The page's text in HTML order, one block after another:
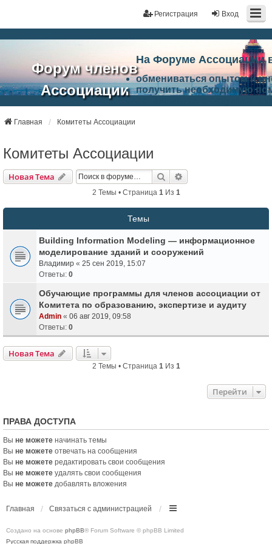
Вход
Регистрация
Форум членов
Ассоциации
портал"
На Форуме Ассоциации
обмениваться опытом и
получить необходимую
работа Форума
Ассоциации.
Главная Комитеты Ассоциации
Комитеты Ассоциации
Новая Тема Поиск
2 Темы • Страница 1 Из 1
Темы
Building Information Modeling — информационное
моделирование зданий и сооружений
Владимир « 25 сен 2019, 15:07
Ответы: 0
Обучающие программы для членов ассоциации от
Комитета по образованию, экспертизе и аудиту
Admin « 06 авг 2019, 09:58
Ответы: 0
Новая Тема
2 Темы • Страница 1 Из 1
Перейти
ПРАВА ДОСТУПА
Вы не можете начинать темы
Вы не можете отвечать на сообщения
Вы не можете редактировать свои сообщения
Вы не можете удалять свои сообщения
Вы не можете добавлять вложения
Главная Связаться с администрацией
Создано на основе phpBB® Forum Software © phpBB Limited
Русская поддержка phpBB